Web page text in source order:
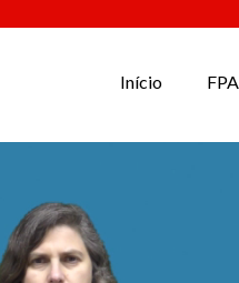
Início